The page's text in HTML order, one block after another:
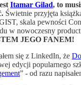
Itamar Gilad, to
Świetnie przyjęta
skala pewności
w nowoczesny
JEGO FANEM!
się z LinkedIn, że
edycji popularnego
” - od razu